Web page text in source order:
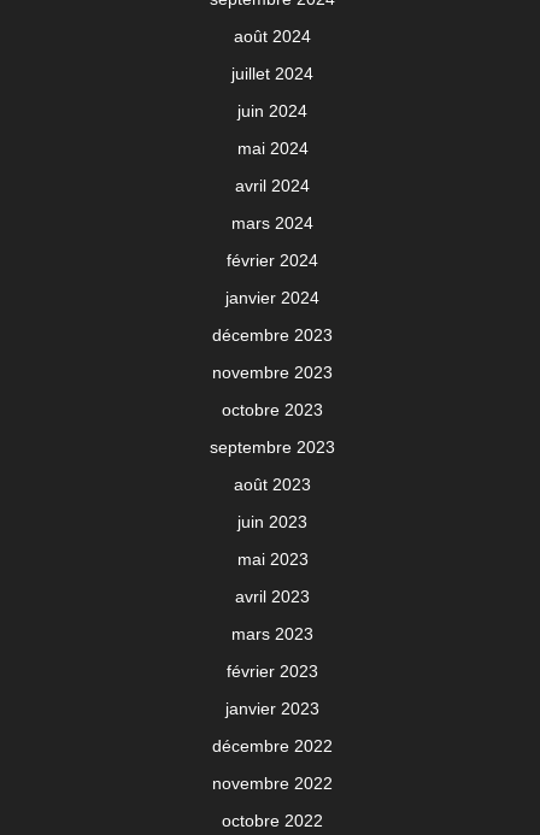
août 2024
juillet 2024
juin 2024
mai 2024
avril 2024
mars 2024
février 2024
janvier 2024
décembre 2023
novembre 2023
octobre 2023
septembre 2023
août 2023
juin 2023
mai 2023
avril 2023
mars 2023
février 2023
janvier 2023
décembre 2022
novembre 2022
octobre 2022